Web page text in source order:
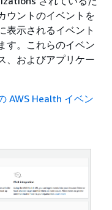
ウントのイベントを
表示されるイベント
す。これらのイベン
、およびアプリケー
AWS Health イベン